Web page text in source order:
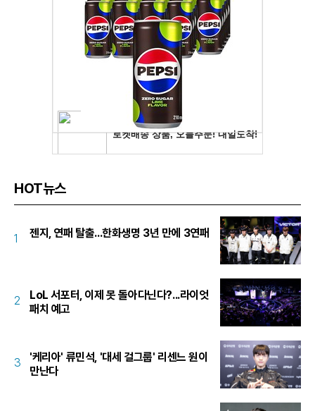
HOT뉴스
1 젠지, 연패 탈출...한화생명 3년 만에 3연패
2
LoL 서포터, 이제 못 돌아다닌다?...라이엇
패치 예고
3
'케리아' 류민석, '대세 걸그룹' 리센느 원이
만난다